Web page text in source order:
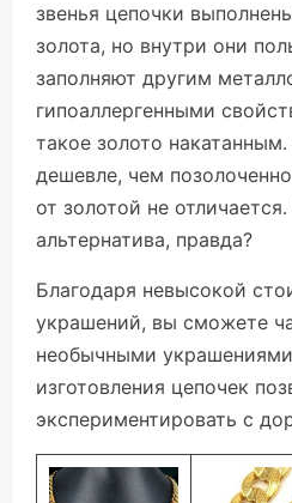
звенья цепочки
золота, но внутри они
заполняют другим
гипоаллергенными
такое золото
дешевле, чем
от золотой не
альтернатива, правда?
Благодаря невысокой
украшений, вы сможете
необычными
изготовления цепочек
экспериментировать с